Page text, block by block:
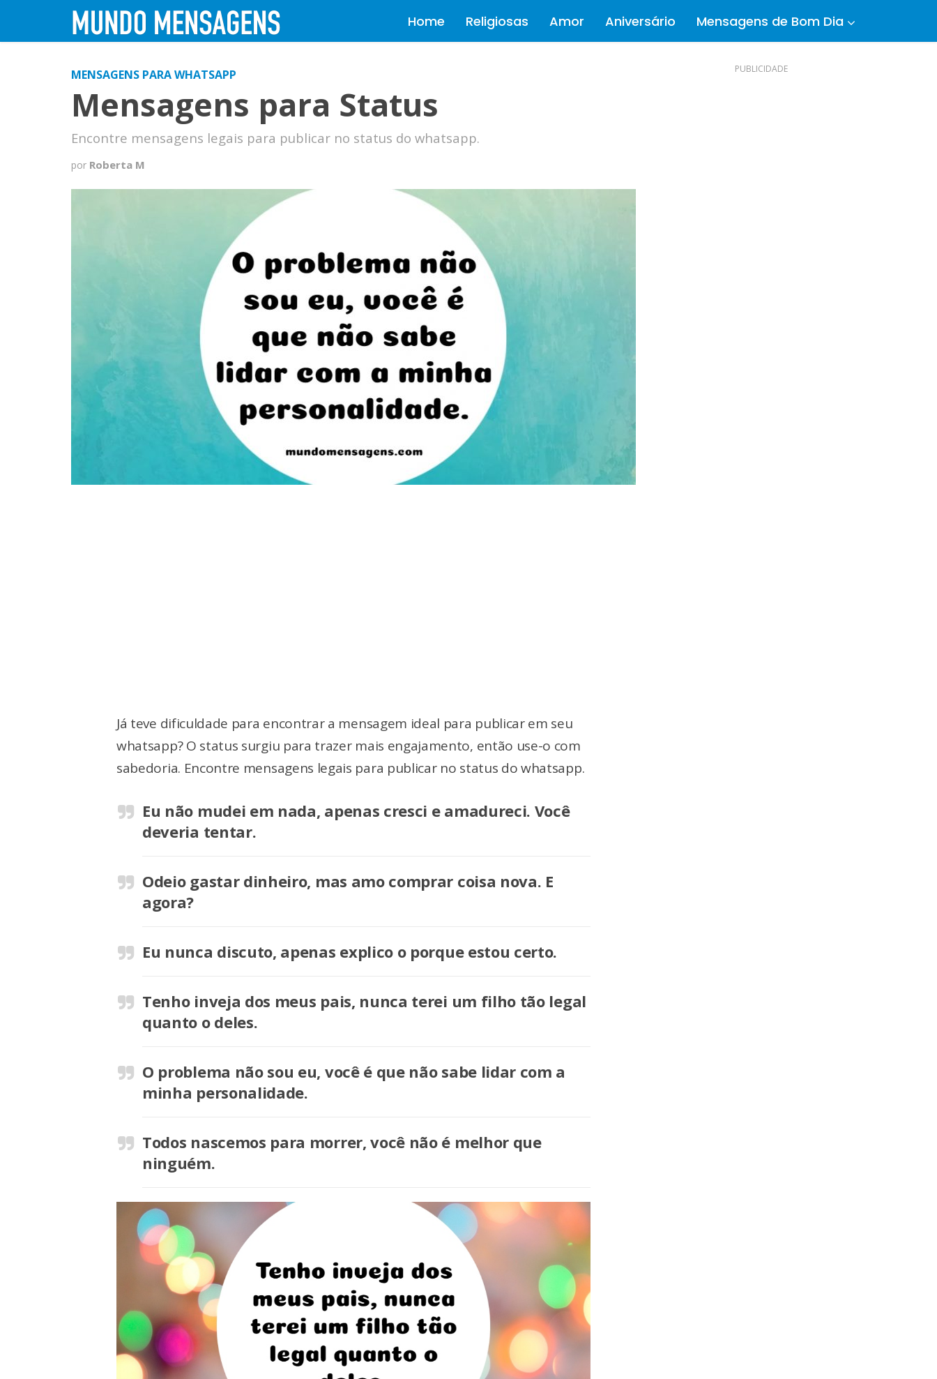
Home Religiosas Amor Aniversário Mensagens de Bom Dia
MENSAGENS PARA WHATSAPP
Mensagens para Status
Encontre mensagens legais para publicar no status do whatsapp.
por Roberta M
Já teve dificuldade para encontrar a mensagem ideal para publicar em seu
whatsapp? O status surgiu para trazer mais engajamento, então use-o com
sabedoria. Encontre mensagens legais para publicar no status do whatsapp.
Eu não mudei em nada, apenas cresci e amadureci. Você
deveria tentar.
Odeio gastar dinheiro, mas amo comprar coisa nova. E
agora?
Eu nunca discuto, apenas explico o porque estou certo.
Tenho inveja dos meus pais, nunca terei um filho tão legal
quanto o deles.
O problema não sou eu, você é que não sabe lidar com a
minha personalidade.
Todos nascemos para morrer, você não é melhor que
ninguém.
PUBLICIDADE